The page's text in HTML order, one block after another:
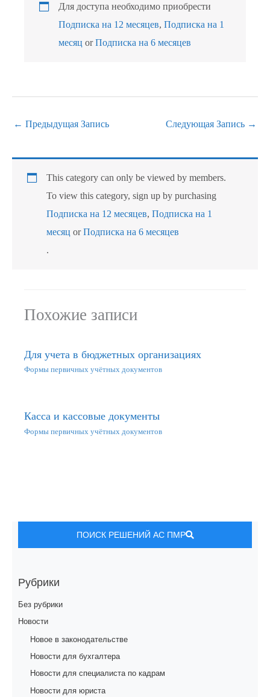
Для доступа необходимо приобрести
Подписка на 12 месяцев,Подписка на 1
месяц orПодписка на 6 месяцев
← Предыдущая Запись Следующая Запись →
This category can only be viewed by members.
To view this category, sign up by purchasing
Подписка на 12 месяцев,Подписка на 1
месяц orПодписка на 6 месяцев
.
Похожие записи
Для учета в бюджетных организациях
Формы первичных учётных документов
Касса и кассовые документы
Формы первичных учётных документов
ПОИСК РЕШЕНИЙ АС ПМР
Рубрики
Без рубрики
Новости
Новое в законодательстве
Новости для бухгалтера
Новости для специалиста по кадрам
Новости для юриста